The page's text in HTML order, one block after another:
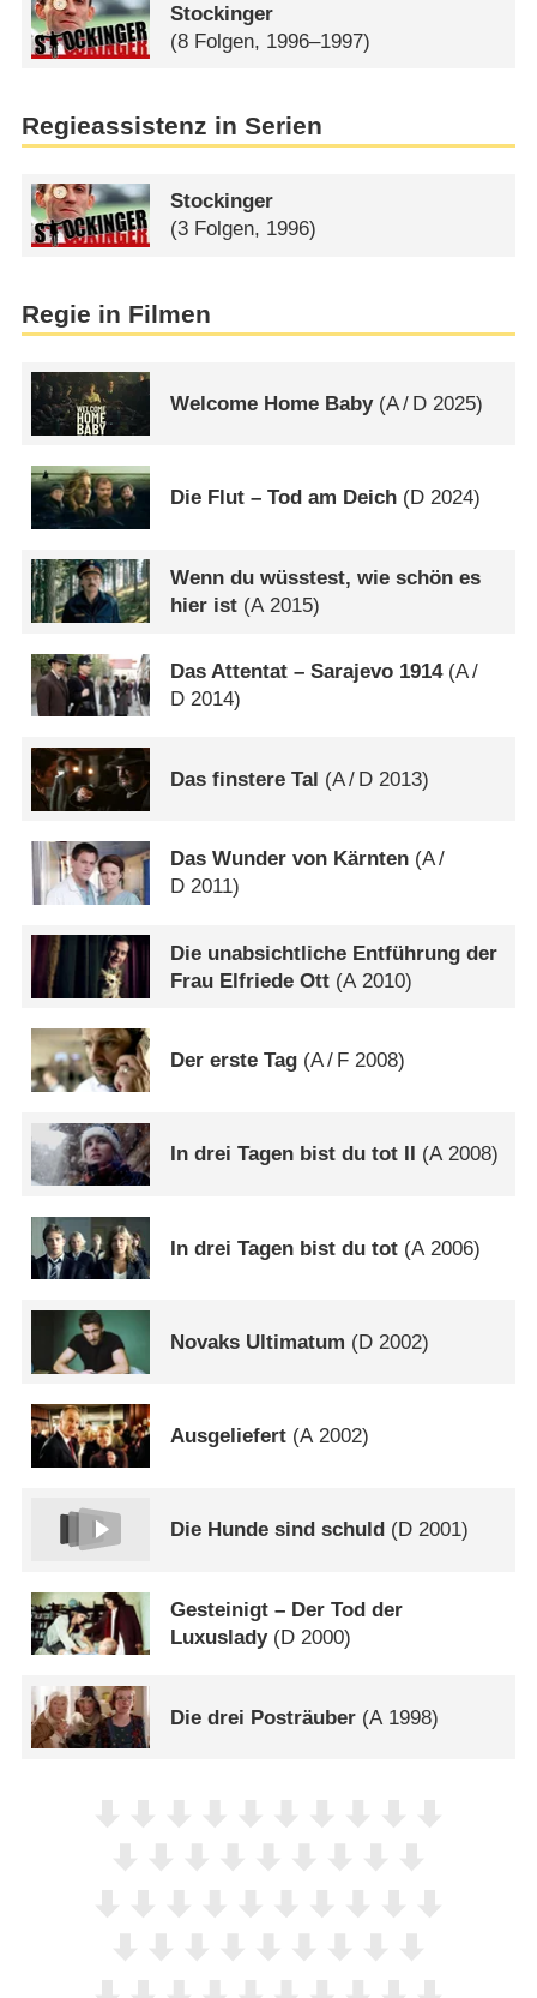
Stockinger
(8 Folgen, 1996–1997)
Regieassistenz in Serien
Stockinger
(3 Folgen, 1996)
Regie in Filmen
Welcome Home Baby(A/ D 2025)
Die Flut – Tod am Deich (D 2024)
Wenn du wüsstest, wie schön es
hier ist (A 2015)
Das Attentat – Sarajevo 1914(A/
D 2014)
Das finstere Tal (A/ D 2013)
Das Wunder von Kärnten (A/
D 2011)
Die unabsichtliche Entführung der
Frau Elfriede Ott (A 2010)
Der erste Tag (A/ F 2008)
In drei Tagen bist du tot II (A2008)
In drei Tagen bist du tot (A 2006)
Novaks Ultimatum (D 2002)
Ausgeliefert (A2002)
Die Hunde sind schuld (D 2001)
Gesteinigt – Der Tod der
Luxuslady(D 2000)
Die drei Posträuber (A 1998)